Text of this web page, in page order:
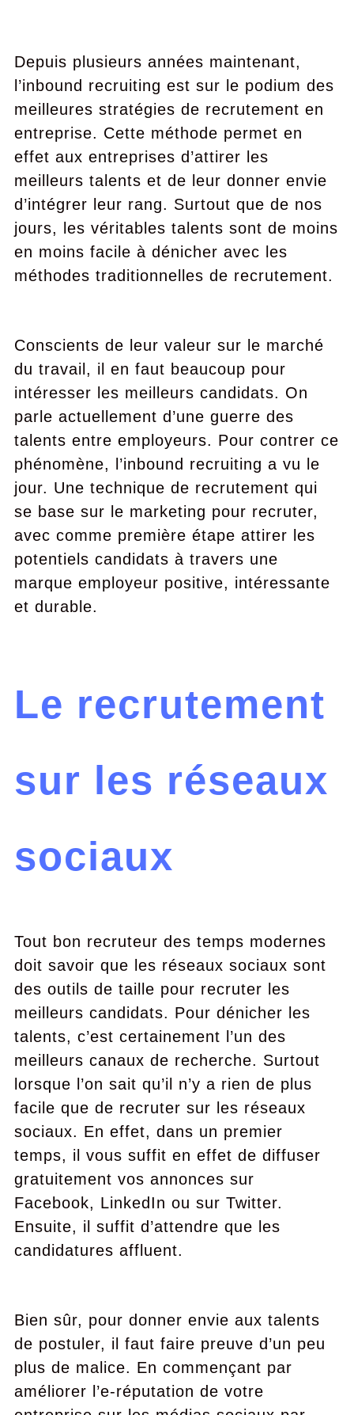
Depuis plusieurs années maintenant,
l’inbound recruiting est sur le podium des
meilleures stratégies de recrutement en
entreprise. Cette méthode permet en
effet aux entreprises d’attirer les
meilleurs talents et de leur donner envie
d’intégrer leur rang. Surtout que de nos
jours, les véritables talents sont de moins
en moins facile à dénicher avec les
méthodes traditionnelles de recrutement.
Conscients de leur valeur sur le marché
du travail, il en faut beaucoup pour
intéresser les meilleurs candidats. On
parle actuellement d’une guerre des
talents entre employeurs. Pour contrer ce
phénomène, l’inbound recruiting a vu le
jour. Une technique de recrutement qui
se base sur le marketing pour recruter,
avec comme première étape attirer les
potentiels candidats à travers une
marque employeur positive, intéressante
et durable.
Le recrutement
sur les réseaux
sociaux
Tout bon recruteur des temps modernes
doit savoir que les réseaux sociaux sont
des outils de taille pour recruter les
meilleurs candidats. Pour dénicher les
talents, c’est certainement l’un des
meilleurs canaux de recherche. Surtout
lorsque l’on sait qu’il n’y a rien de plus
facile que de recruter sur les réseaux
sociaux. En effet, dans un premier
temps, il vous suffit en effet de diffuser
gratuitement vos annonces sur
Facebook, LinkedIn ou sur Twitter.
Ensuite, il suffit d’attendre que les
candidatures affluent.
Bien sûr, pour donner envie aux talents
de postuler, il faut faire preuve d’un peu
plus de malice. En commençant par
améliorer l’e-réputation de votre